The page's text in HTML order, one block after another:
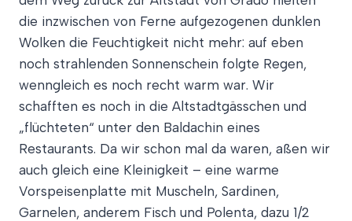
die inzwischen von Ferne aufgezogenen dunklen
Wolken die Feuchtigkeit nicht mehr: auf eben
noch strahlenden Sonnenschein folgte Regen,
wenngleich es noch recht warm war. Wir
schafften es noch in die Altstadtgässchen und
„flüchteten“ unter den Baldachin eines
Restaurants. Da wir schon mal da waren, aßen wir
auch gleich eine Kleinigkeit – eine warme
Vorspeisenplatte mit Muscheln, Sardinen,
Garnelen, anderem Fisch und Polenta, dazu 1/2